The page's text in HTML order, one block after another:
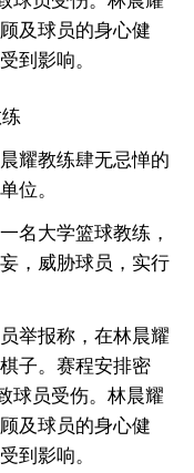
及球员的身心健
到影响。
耀教练肆无忌惮的
位。
名大学篮球教练，
，威胁球员，实行
举报称，在林晨耀
子。赛程安排密
球员受伤。林晨耀
及球员的身心健
到影响。